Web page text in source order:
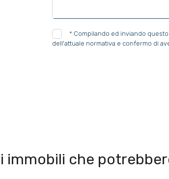
* Compilando ed inviando
dell'attuale normativa e confermo di
immobili che